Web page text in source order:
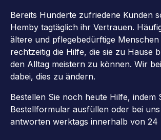
Bereits Hunderte zufriedene Kunden
Hemby tagtäglich ihr Vertrauen.
ältere und pflegebedürftige
rechtzeitig die Hilfe, die sie zu Hause
den Alltag meistern zu können. Wir
dabei, dies zu ändern.
Bestellen Sie noch heute Hilfe, indem
Bestellformular ausfüllen oder bei
antworten werktags innerhalb von 24